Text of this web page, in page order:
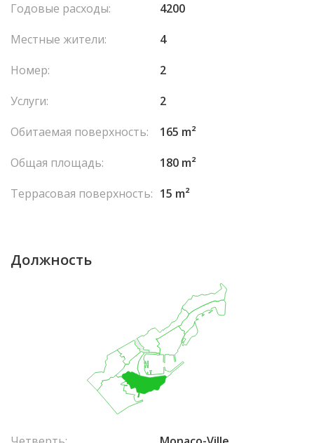
Годовые расходы:
4200
Местные жители:
4
Номер:
2
Услуги:
2
Обитаемая поверхность:
165 m²
Общая площадь:
180 m²
Террасовая поверхность: 15 m²
Должность